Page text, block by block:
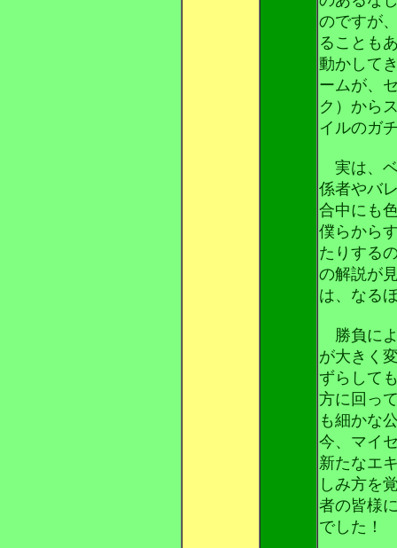
のですが
ることも
動かして
ームが、
ク）から
イルのガ
実は、ベ
係者やバ
合中にも
僕らから
たりする
の解説が
は、なる
勝負によ
が大きく
ずらして
方に回っ
も細かな
今、マイ
新たなエ
しみ方を
者の皆様
でした！